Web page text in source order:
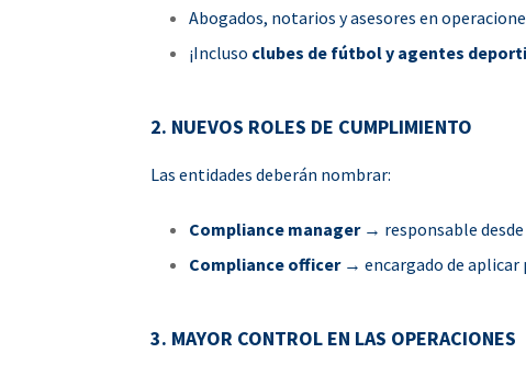
Abogados, notarios y asesores en
¡Incluso clubes de fútbol y agentes
2. NUEVOS ROLES DE CUMPLIMIENTO
Las entidades deberán nombrar:
Compliance manager→ responsable
Compliance officer→ encargado de aplicar
3. MAYOR CONTROL EN LAS OPERACIONES